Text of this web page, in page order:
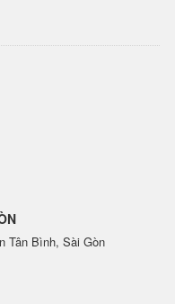
Tân Bình, Sài Gòn